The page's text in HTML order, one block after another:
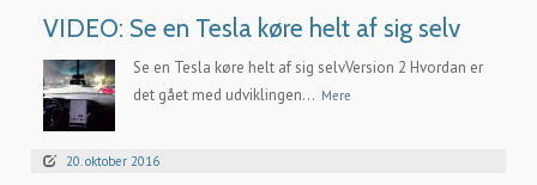
VIDEO: Se en Tesla køre helt af sig selv
Se en Tesla køre helt af sig selvVersion 2 Hvordan er
det gået med udviklingen... Mere
20. oktober 2016